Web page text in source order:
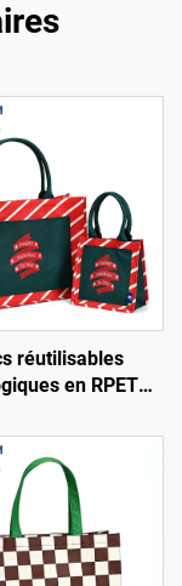
réutilisables
en RPET
avec motif
par transfert
moyen